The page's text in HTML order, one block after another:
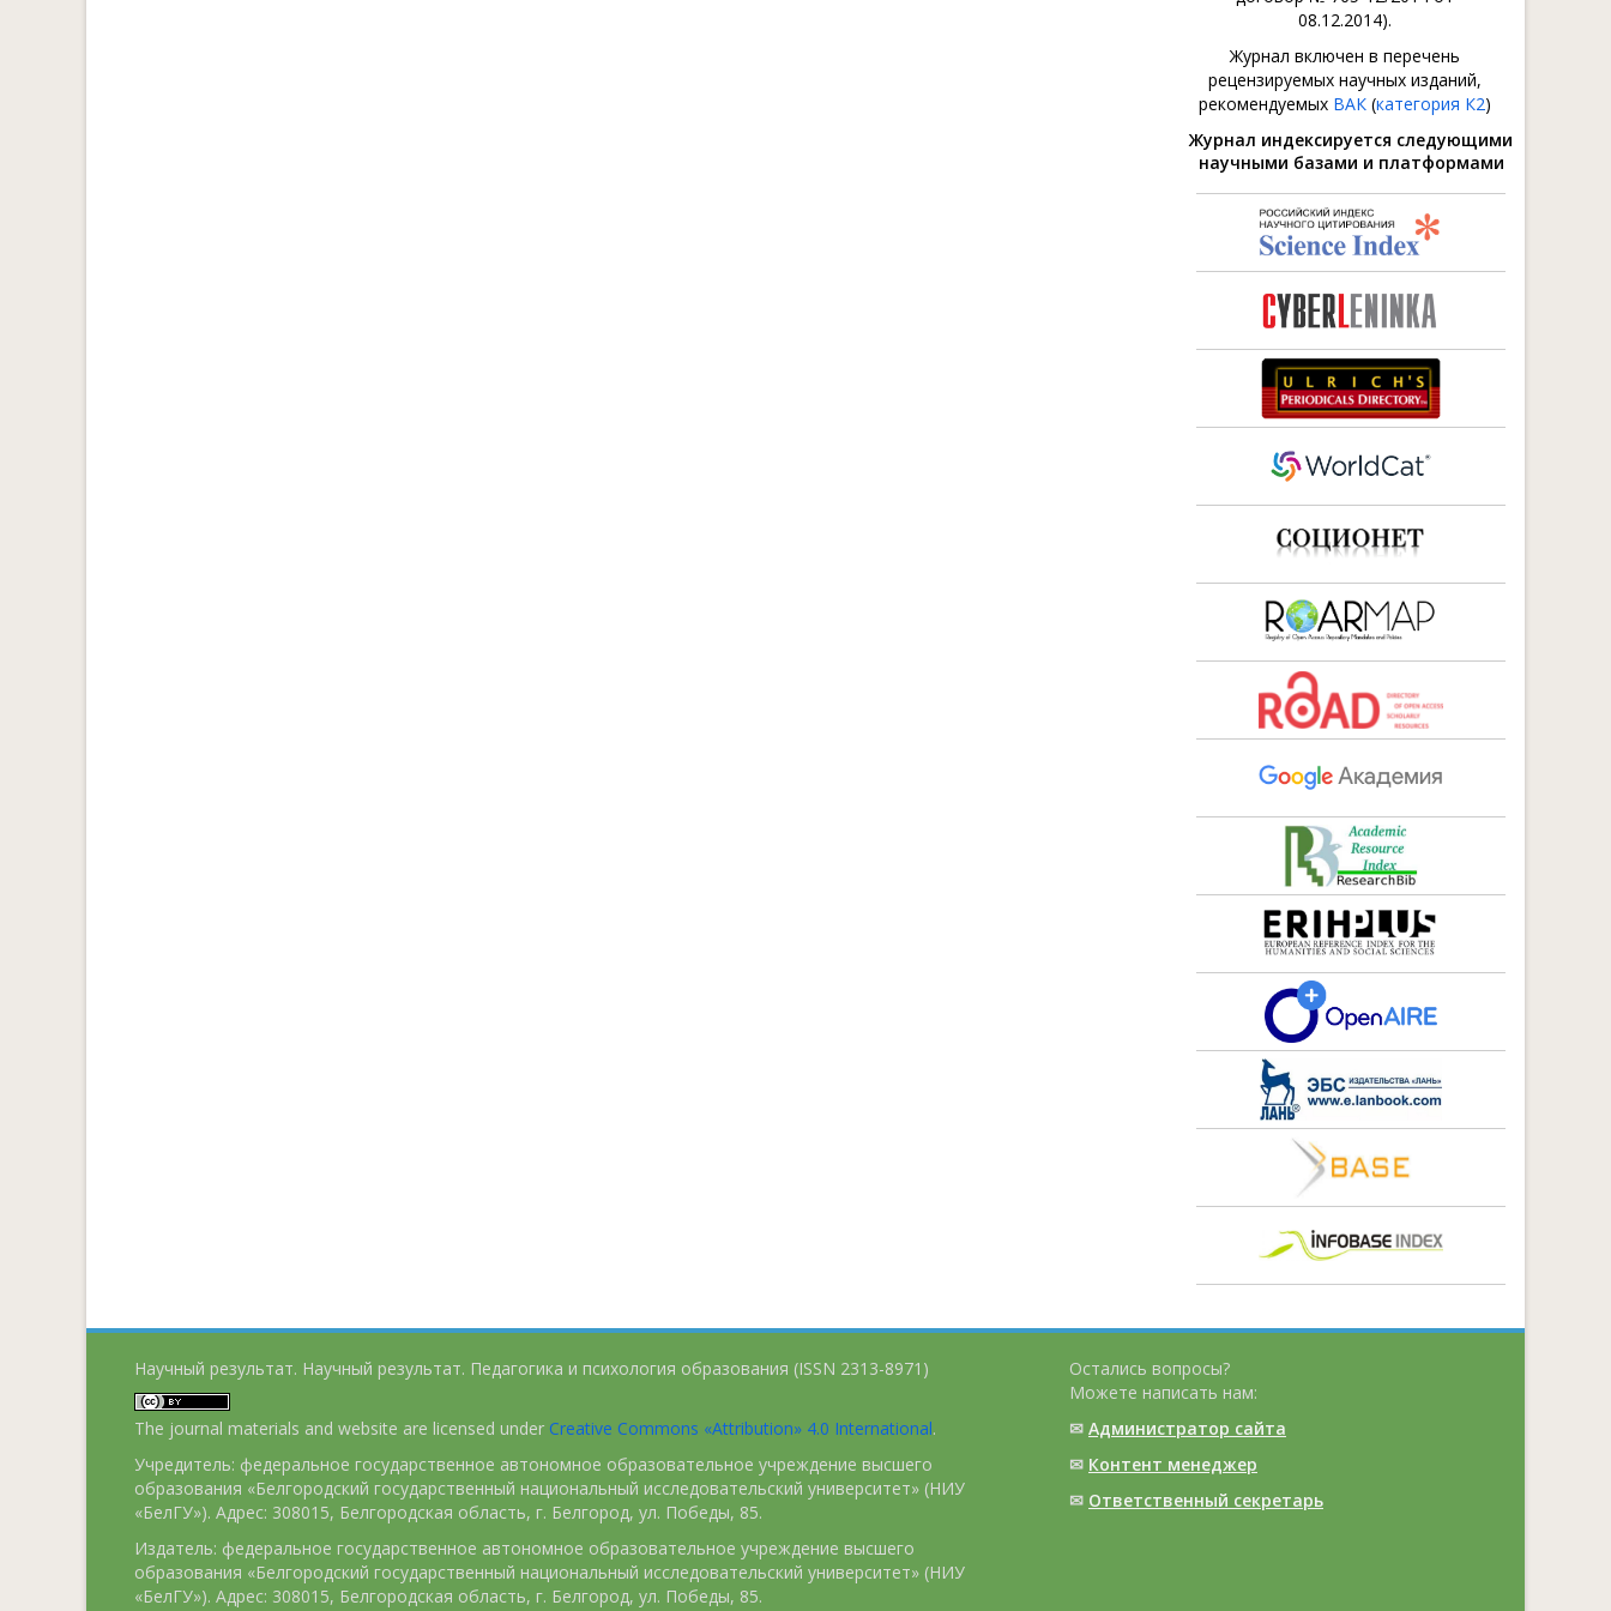
08.12.2014).
Журнал включен в перечень
рецензируемых научных изданий,
рекомендуемых ВАК (категория К2)
Журнал индексируется следующими
научными базами и платформами
Научный результат. Научный результат. Педагогика и психология образования (ISSN 2313-8971)
The journal materials and website are licensed under Creative Commons «Attribution» 4.0 International.
Учредитель: федеральное государственное автономное образовательное учреждение высшего
образования «Белгородский государственный национальный исследовательский университет» (НИУ
«БелГУ»). Адрес: 308015, Белгородская область, г. Белгород, ул. Победы, 85.
Издатель: федеральное государственное автономное образовательное учреждение высшего
образования «Белгородский государственный национальный исследовательский университет» (НИУ
«БелГУ»). Адрес: 308015, Белгородская область, г. Белгород, ул. Победы, 85.
Остались вопросы?
Можете написать нам:
✉ Администратор сайта
✉ Контент менеджер
✉ Ответственный cекретарь